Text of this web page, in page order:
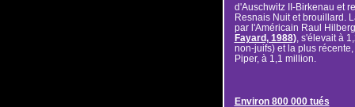
d'Auschwitz II-Birkenau et
Resnais Nuit et brouillard.
par l'Américain Raul
Fayard, 1988), s'élevait à
non-juifs) et la plus
Piper, à 1,1 million.
Environ 800 000 tués